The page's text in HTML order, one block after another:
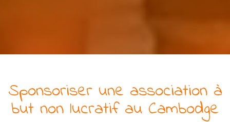
Sponsoriserune association à
but non lucratifau Cambodge